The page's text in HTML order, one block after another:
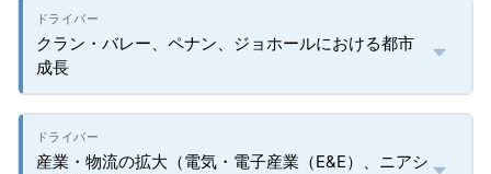
クラン・バレー、ペナン、ジョホールにおける都市
成長
産業・物流の拡大（電気・電子産業（E&E）、ニアシ